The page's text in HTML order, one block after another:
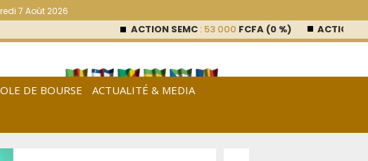
7 Août 2026
ACTION SEMC: 53 000FCFA (0 %) ACTION
DE BOURSE
ACTUALITÉ & MEDIA